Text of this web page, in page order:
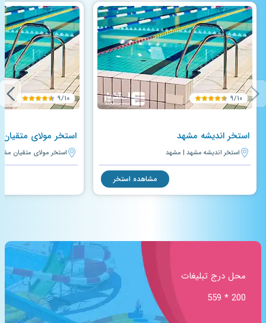
۹/۱۰
استخر اندیشه مشهد
استخر اندیشه مشهد | مشهد
مشاهده استخر
۹/۱۰
استخر مولای
استخر مولای متقیان
محل درج تبلیغات
200 * 559